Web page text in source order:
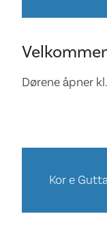
Dørene åpner
Kor e